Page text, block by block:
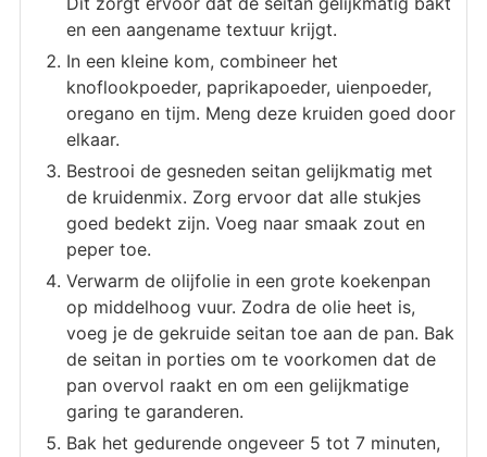
en een aangename textuur krijgt.
In een kleine kom, combineer het
knoflookpoeder, paprikapoeder, uienpoeder,
oregano en tijm. Meng deze kruiden goed door
elkaar.
Bestrooi de gesneden seitan gelijkmatig met
de kruidenmix. Zorg ervoor dat alle stukjes
goed bedekt zijn. Voeg naar smaak zout en
peper toe.
Verwarm de olijfolie in een grote koekenpan
op middelhoog vuur. Zodra de olie heet is,
voeg je de gekruide seitan toe aan de pan. Bak
de seitan in porties om te voorkomen dat de
pan overvol raakt en om een gelijkmatige
garing te garanderen.
Bak het gedurende ongeveer 5 tot 7 minuten,